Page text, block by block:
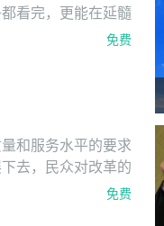
到终点，这样会更
生命。
看完，更能在延髓
。他是我们所有年
免费
和服务水平的要求
去，民众对改革的
患矛盾，能够更好
免费